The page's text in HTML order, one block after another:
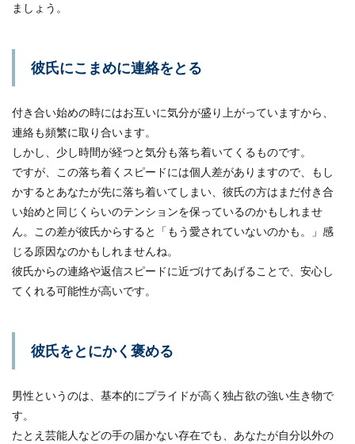
ましょう。
彼氏にこまめに連絡をとる
付き合い始めの時にはお互いに気分が盛り上がっていますから、
連絡も頻繁に取り合います。
しかし、少し時間が経つと気分も落ち着いてくるものです。
ですが、この落ち着くスピードには個人差がありますので、もし
かするとあなたが先に落ち着いてしまい、彼氏の方はまだ付き合
い始めと同じくらいのテンションを保っているのかもしれませ
ん。この差が彼氏からすると「もう愛されていないのかも。」感
じる原因なのかもしれませんね。
彼氏からの連絡や返信スピードに近づけてあげることで、安心し
てくれる可能性が高いです。
彼氏をとにかく褒める
男性というのは、基本的にプライドが高く独占欲の強い生き物で
す。
たとえ芸能人などの手の届かない存在でも、あなたが自分以外の